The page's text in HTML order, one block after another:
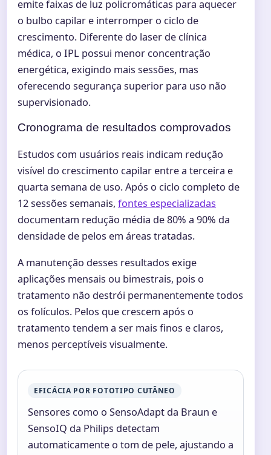
emite faixas de luz policromáticas para aquecer
o bulbo capilar e interromper o ciclo de
crescimento. Diferente do laser de clínica
médica, o IPL possui menor concentração
energética, exigindo mais sessões, mas
oferecendo segurança superior para uso não
supervisionado.
Cronograma de resultados comprovados
Estudos com usuários reais indicam redução
visível do crescimento capilar entre a terceira e
quarta semana de uso. Após o ciclo completo de
12 sessões semanais, fontes especializadas
documentam redução média de 80% a 90% da
densidade de pelos em áreas tratadas.
A manutenção desses resultados exige
aplicações mensais ou bimestrais, pois o
tratamento não destrói permanentemente todos
os folículos. Pelos que crescem após o
tratamento tendem a ser mais finos e claros,
menos perceptíveis visualmente.
EFICÁCIA POR FOTOTIPO CUTÂNEO
Sensores como o SensoAdapt da Braun e
SensoIQ da Philips detectam
automaticamente o tom de pele, ajustando a